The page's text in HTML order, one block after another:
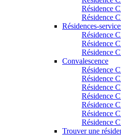
Résidence
Résidence
Résidences-
Résidence
Résidence
Résidence
Convalescence
Résidence
Résidence
Résidence
Résidence
Résidence
Résidence
Résidence
Trouver une